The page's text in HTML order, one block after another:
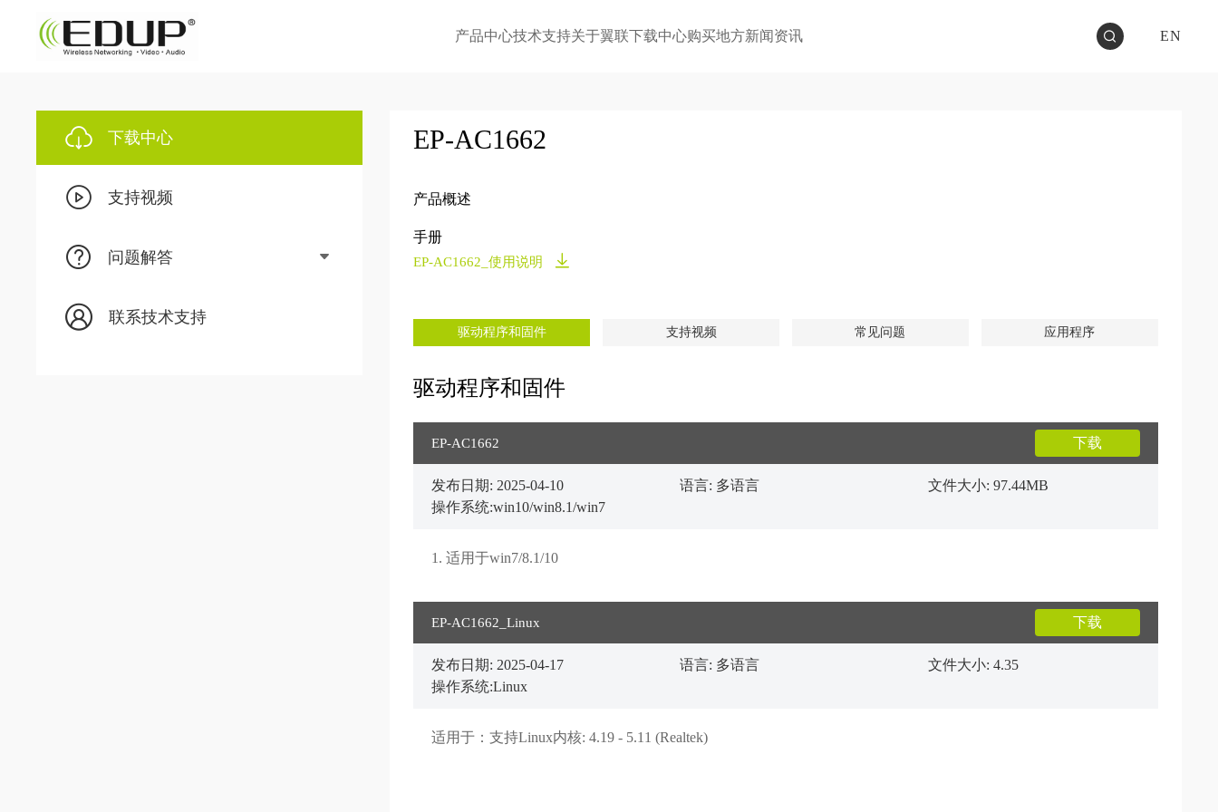
产品中心技术支持关于翼联下载中心购买地方新闻资讯 EN
下载中心
支持视频
问题解答
联系技术支持
EP-AC1662
产品概述
手册
EP-AC1662_使用说明
驱动程序和固件 支持视频 常见问题 应用程序
驱动程序和固件
EP-AC1662 下载
发布日期: 2025-04-10 语言: 多语言
文件大小: 97.44MB
操作系统:win10/win8.1/win7
1. 适用于win7/8.1/10
EP-AC1662_Linux 下载
发布日期: 2025-04-17 语言: 多语言
文件大小: 4.35
操作系统:Linux
适用于：支持Linux内核: 4.19 - 5.11 (Realtek)